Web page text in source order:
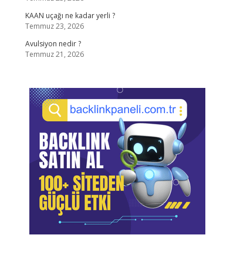
KAAN uçağı ne kadar yerli ?
Temmuz 23, 2026
Avulsiyon nedir ?
Temmuz 21, 2026